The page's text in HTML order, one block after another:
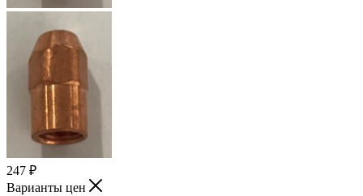
247 ₽
Варианты цен